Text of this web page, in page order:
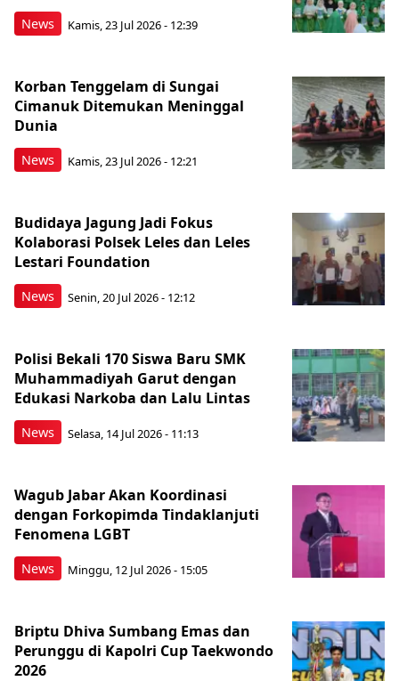
News Kamis, 23 Jul 2026 - 12:39
News
Korban Tenggelam di Sungai
Cimanuk Ditemukan Meninggal
Dunia
Kamis, 23 Jul 2026 - 12:21
News
Budidaya Jagung Jadi Fokus
Kolaborasi Polsek Leles dan Leles
Lestari Foundation
Senin, 20 Jul 2026 - 12:12
News
Polisi Bekali 170 Siswa Baru SMK
Muhammadiyah Garut dengan
Edukasi Narkoba dan Lalu Lintas
Selasa, 14 Jul 2026 - 11:13
News
Wagub Jabar Akan Koordinasi
dengan Forkopimda Tindaklanjuti
Fenomena LGBT
Minggu, 12 Jul 2026 - 15:05
Briptu Dhiva Sumbang Emas dan
Perunggu di Kapolri Cup Taekwondo
2026